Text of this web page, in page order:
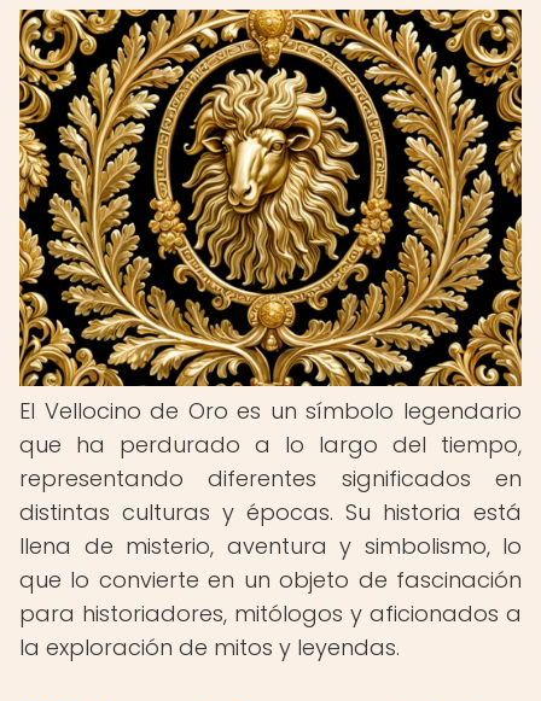
El Vellocino de Oro es un símbolo legendario
que ha perdurado a lo largo del tiempo,
representando diferentes significados en
distintas culturas y épocas. Su historia está
llena de misterio, aventura y simbolismo, lo
que lo convierte en un objeto de fascinación
para historiadores, mitólogos y aficionados a
la exploración de mitos y leyendas.